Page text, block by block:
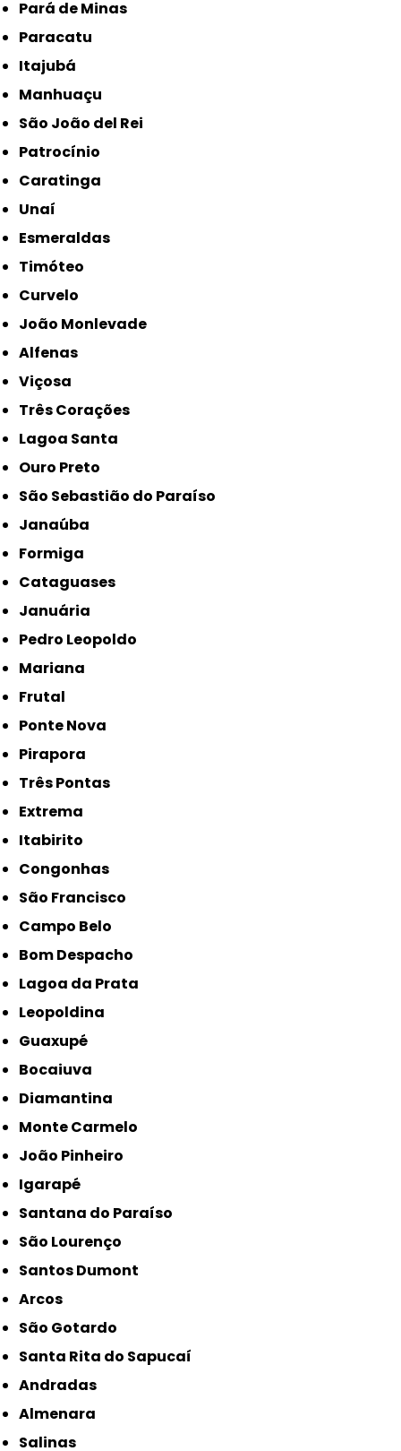
Pará de Minas
Paracatu
Itajubá
Manhuaçu
São João del Rei
Patrocínio
Caratinga
Unaí
Esmeraldas
Timóteo
Curvelo
João Monlevade
Alfenas
Viçosa
Três Corações
Lagoa Santa
Ouro Preto
São Sebastião do Paraíso
Janaúba
Formiga
Cataguases
Januária
Pedro Leopoldo
Mariana
Frutal
Ponte Nova
Pirapora
Três Pontas
Extrema
Itabirito
Congonhas
São Francisco
Campo Belo
Bom Despacho
Lagoa da Prata
Leopoldina
Guaxupé
Bocaiuva
Diamantina
Monte Carmelo
João Pinheiro
Igarapé
Santana do Paraíso
São Lourenço
Santos Dumont
Arcos
São Gotardo
Santa Rita do Sapucaí
Andradas
Almenara
Salinas